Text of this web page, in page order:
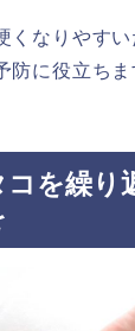
くなりやす
防に役立ちま
を繰り